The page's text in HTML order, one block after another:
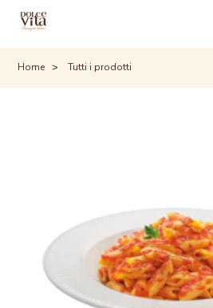
Home Tutti i prodotti